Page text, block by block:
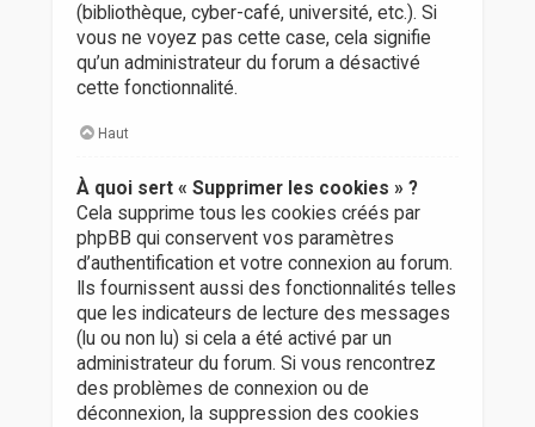
(bibliothèque, cyber-café, université, etc.). Si
vous ne voyez pas cette case, cela signifie
qu’un administrateur du forum a désactivé
cette fonctionnalité.
Haut
À quoi sert « Supprimer les cookies » ?
Cela supprime tous les cookies créés par
phpBB qui conservent vos paramètres
d’authentification et votre connexion au forum.
Ils fournissent aussi des fonctionnalités telles
que les indicateurs de lecture des messages
(lu ou non lu) si cela a été activé par un
administrateur du forum. Si vous rencontrez
des problèmes de connexion ou de
déconnexion, la suppression des cookies